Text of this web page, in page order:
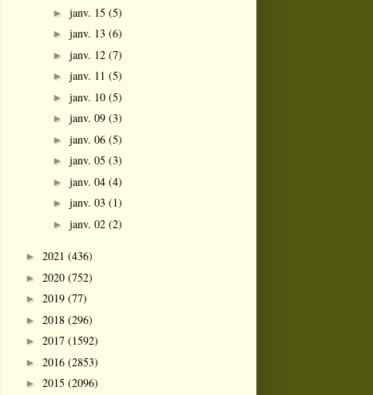
► janv. 15 (5)
► janv. 13 (6)
► janv. 12 (7)
► janv. 11 (5)
► janv. 10 (5)
► janv. 09 (3)
► janv. 06 (5)
► janv. 05 (3)
► janv. 04 (4)
► janv. 03 (1)
► janv. 02 (2)
► 2021 (436)
► 2020 (752)
► 2019 (77)
► 2018 (296)
► 2017 (1592)
► 2016 (2853)
► 2015 (2096)